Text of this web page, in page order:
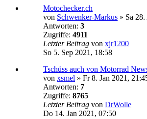
Motochecker.ch
von Schwenker-Markus » Sa
Antworten: 3
Zugriffe: 4911
Letzter Beitrag von xjr1200
So 5. Sep 2021, 18:58
Tschüss auch von Motorrad
von xsmel » Fr 8. Jan 2021,
Antworten: 7
Zugriffe: 8765
Letzter Beitrag von DrWolle
Do 14. Jan 2021, 07:50